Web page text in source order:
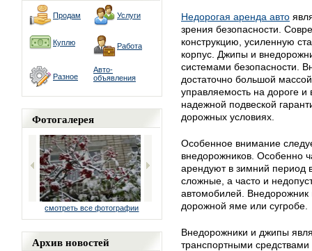
Продам Услуги
Куплю Работа
Разное
Авто-
объявления
Фотогалерея
смотреть все фотографии
Архив новостей
Недорогая аренда авто
зрения безопасности.
конструкцию, усиленную
корпус. Джипы и
системами безопасности.
достаточно большой
управляемость на дороге и
надежной подвеской
дорожных условиях.
Особенное внимание
внедорожников. Особенно
арендуют в зимний период
сложные, а часто и
автомобилей. Внедорожник
дорожной яме или сугробе.
Внедорожники и джипы
транспортными средствами